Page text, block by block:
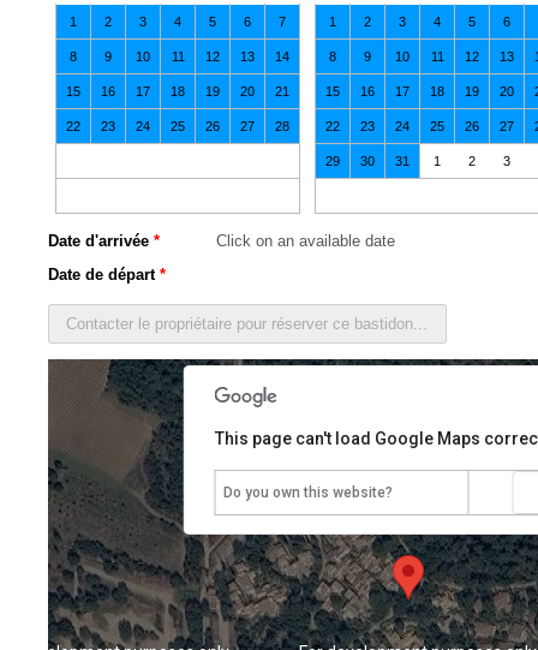
1 2 3 4 5 6 7
8 9 10 11 12 13 14
15 16 17 18 19 20 21
22 23 24 25 26 27 28
1 2 3 4 5 6
8 9 10 11 12 13
15 16 17 18 19 20
22 23 24 25 26 27
29 30 31 1 2 3
Date d'arrivée *
Date de départ *
development purposes only For development purposes only
This page can't load Google Maps
Do you own this website?